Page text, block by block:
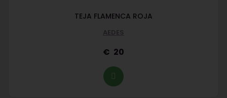
TEJA FLAMENCA ROJA
AEDES
20